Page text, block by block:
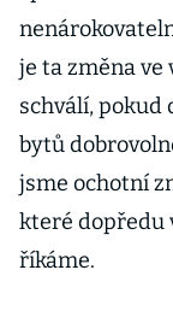
je ta změna
schválí, pokud
bytů
jsme ochotní
které dopředu
říkáme.